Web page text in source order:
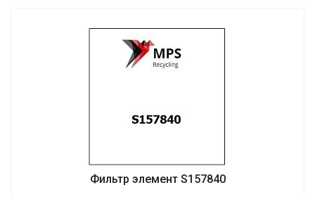
Фильтр элемент S157840